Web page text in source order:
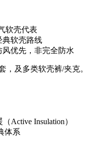
软壳代表
典软壳路线
风优先，非完全防水
，及多类软壳裤/夹克。
Active Insulation）
体系